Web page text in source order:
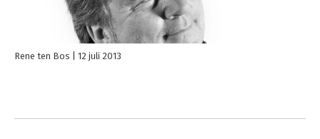
Rene ten Bos 12 juli 2013